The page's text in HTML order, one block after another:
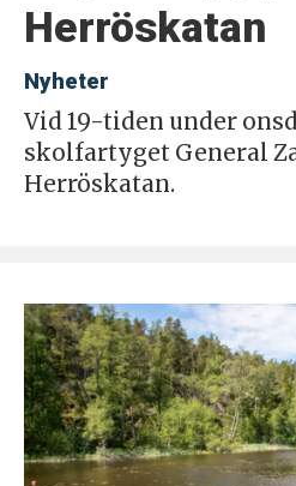
Herröskatan
Nyheter
Vid 19-tiden under
skolfartyget General
Herröskatan.